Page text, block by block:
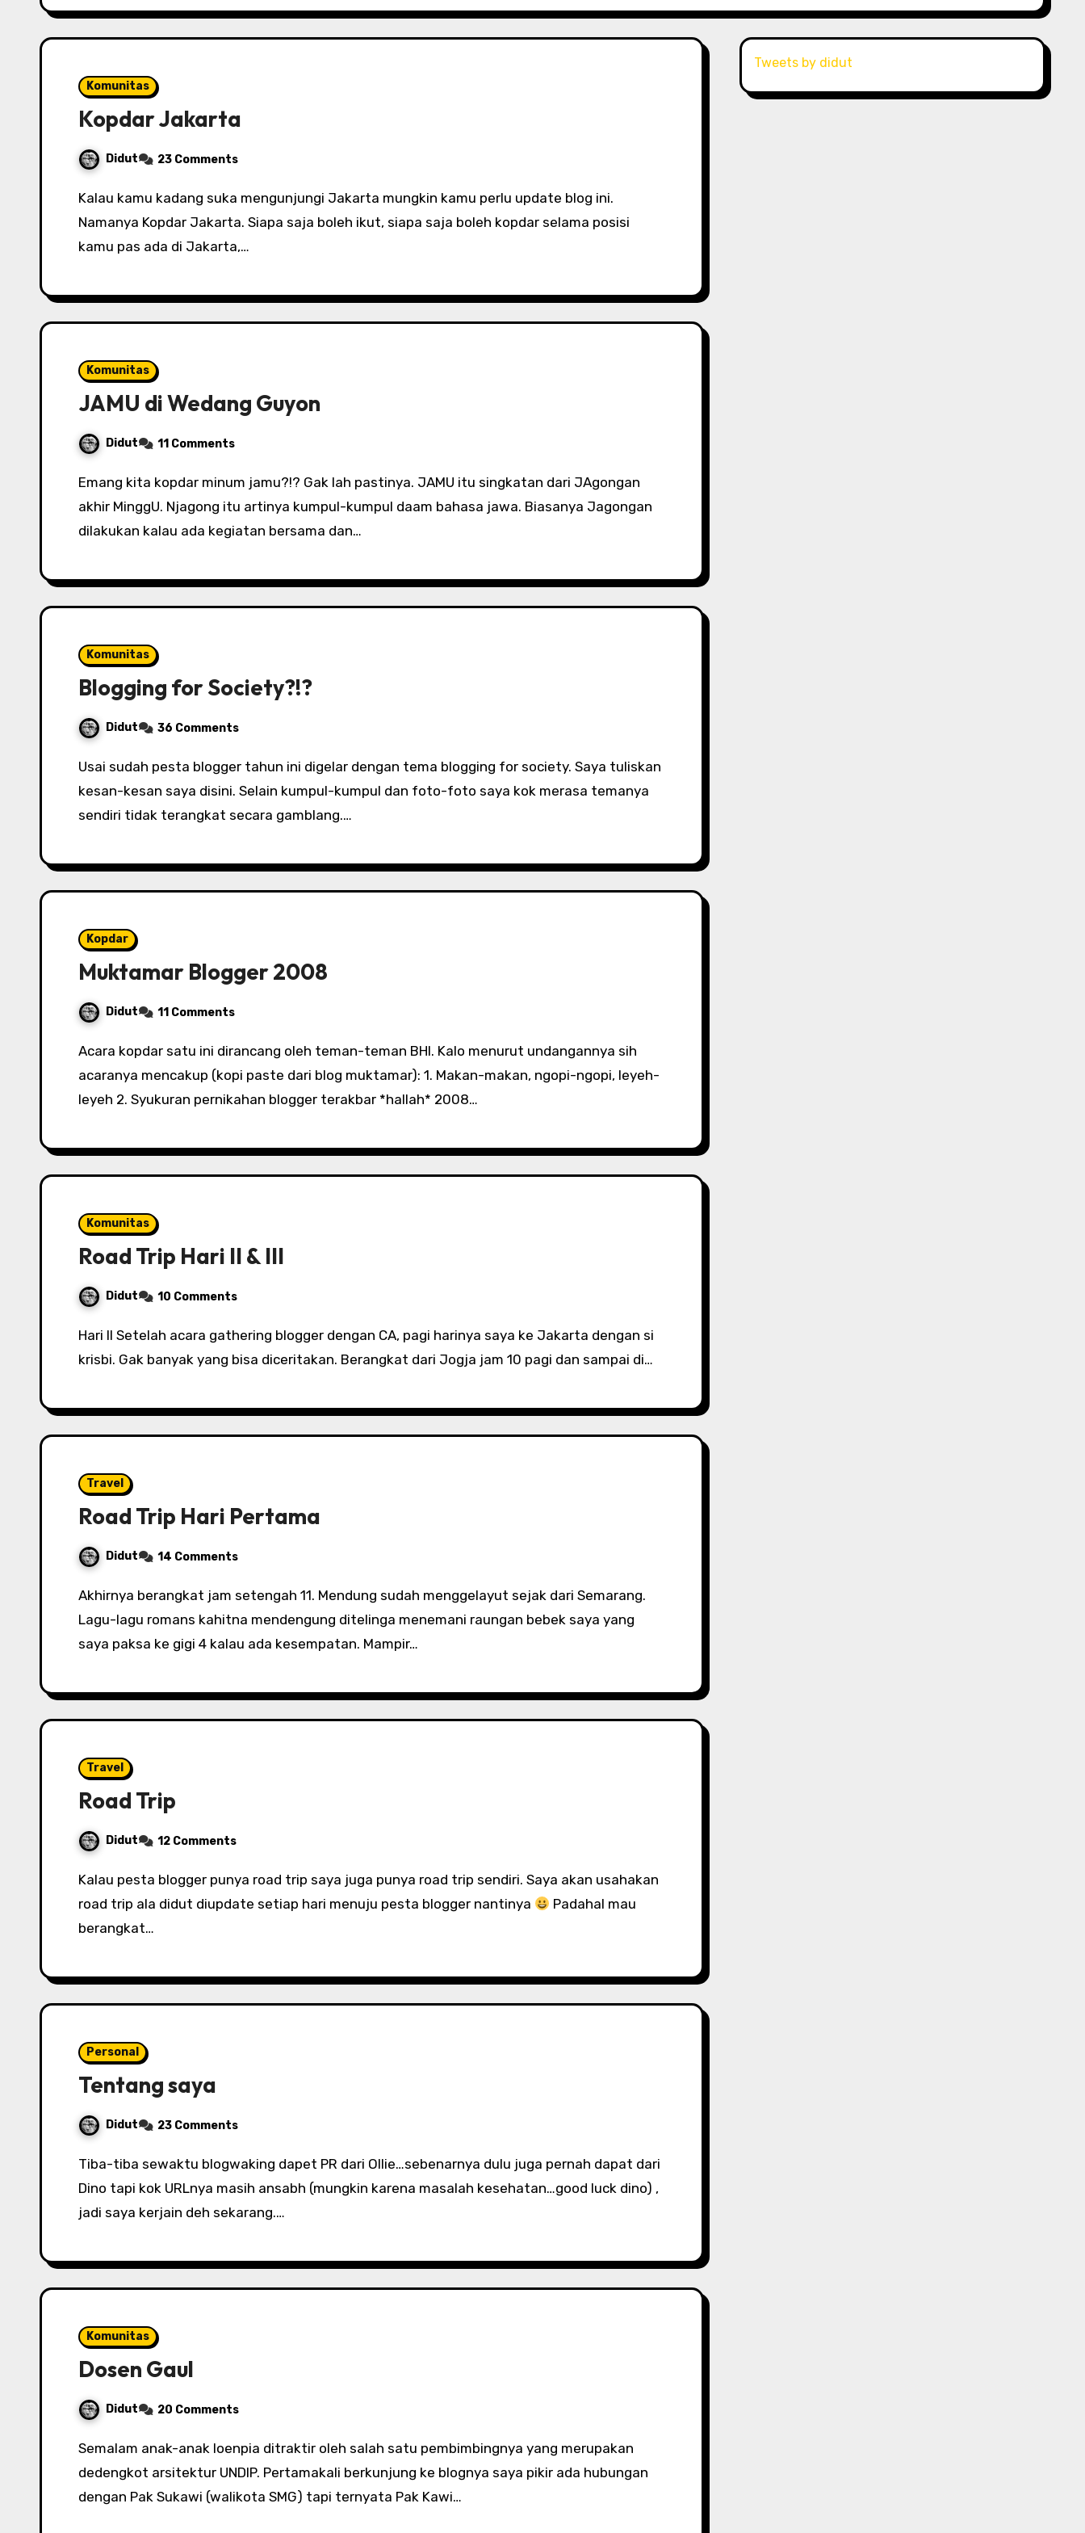
Komunitas
Kopdar Jakarta
Didut 23 Comments
Kalau kamu kadang suka mengunjungi Jakarta mungkin kamu perlu update blog ini.
Namanya Kopdar Jakarta. Siapa saja boleh ikut, siapa saja boleh kopdar selama posisi
kamu pas ada di Jakarta,…
Komunitas
JAMU di Wedang Guyon
Didut 11 Comments
Emang kita kopdar minum jamu?!? Gak lah pastinya. JAMU itu singkatan dari JAgongan
akhir MinggU. Njagong itu artinya kumpul-kumpul daam bahasa jawa. Biasanya Jagongan
dilakukan kalau ada kegiatan bersama dan…
Komunitas
Blogging for Society?!?
Didut 36 Comments
Usai sudah pesta blogger tahun ini digelar dengan tema blogging for society. Saya tuliskan
kesan-kesan saya disini. Selain kumpul-kumpul dan foto-foto saya kok merasa temanya
sendiri tidak terangkat secara gamblang.…
Kopdar
Muktamar Blogger 2008
Didut 11 Comments
Acara kopdar satu ini dirancang oleh teman-teman BHI. Kalo menurut undangannya sih
acaranya mencakup (kopi paste dari blog muktamar): 1. Makan-makan, ngopi-ngopi, leyeh-
leyeh 2. Syukuran pernikahan blogger terakbar *hallah* 2008…
Komunitas
Road Trip Hari II & III
Didut 10 Comments
Hari II Setelah acara gathering blogger dengan CA, pagi harinya saya ke Jakarta dengan si
krisbi. Gak banyak yang bisa diceritakan. Berangkat dari Jogja jam 10 pagi dan sampai di…
Travel
Road Trip Hari Pertama
Didut 14 Comments
Akhirnya berangkat jam setengah 11. Mendung sudah menggelayut sejak dari Semarang.
Lagu-lagu romans kahitna mendengung ditelinga menemani raungan bebek saya yang
saya paksa ke gigi 4 kalau ada kesempatan. Mampir…
Travel
Road Trip
Didut 12 Comments
Kalau pesta blogger punya road trip saya juga punya road trip sendiri. Saya akan usahakan
road trip ala didut diupdate setiap hari menuju pesta blogger nantinya
Padahal mau
berangkat…
Personal
Tentang saya
Didut 23 Comments
Tiba-tiba sewaktu blogwaking dapet PR dari Ollie…sebenarnya dulu juga pernah dapat dari
Dino tapi kok URLnya masih ansabh (mungkin karena masalah kesehatan…good luck dino) ,
jadi saya kerjain deh sekarang.…
Komunitas
Dosen Gaul
Didut 20 Comments
Semalam anak-anak loenpia ditraktir oleh salah satu pembimbingnya yang merupakan
dedengkot arsitektur UNDIP. Pertamakali berkunjung ke blognya saya pikir ada hubungan
dengan Pak Sukawi (walikota SMG) tapi ternyata Pak Kawi…
Tweets by didut